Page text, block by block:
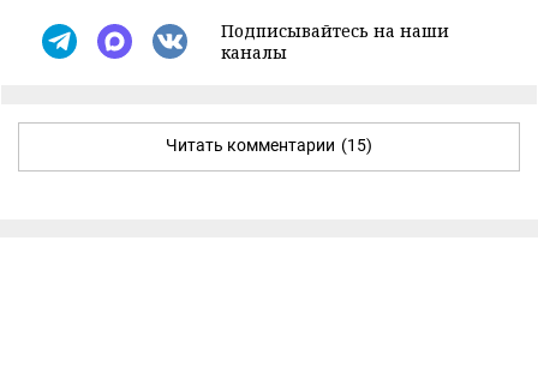
Подписывайтесь на наши
каналы
Читать комментарии (15)